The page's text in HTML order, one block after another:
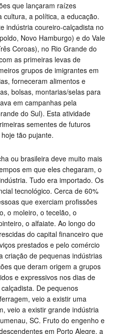
que lançaram raízes
a política, a educação.
indústria coureiro-calçadista no
Novo Hamburgo) e do Vale
Coroas), no Rio Grande do
as primeiras levas de
grupos de imigrantes em
forneceram alimentos e
bolsas, montarias/selas para
em campanhas pela
do Sul). Esta atividade
sementes de futuros
tão pujante.
ou brasileira deve muito mais
em que eles chegaram, o
Tudo era importado. Os
tecnológico. Cerca de 60%
que exerciam profissões
o moleiro, o tecelão, o
o alfaiate. Ao longo do
do capital financeiro que
prestados e pelo comércio
criação de pequenas indústrias
que deram origem a grupos
e expressivos nos dias de
De pequenos
veio a existir uma
veio a existir grande indústria
SC. Fruto do engenho e
em Porto Alegre, a